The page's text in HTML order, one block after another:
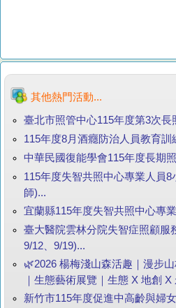
其他熱門活動...
臺北市照管中心115年度第3次長
115年度8月酒癮防治人員教育訓
中華民國復能學會115年度長期
115年度失智共照中心專業人員
師)...
宜蘭縣115年度失智共照中心專
臺大醫院雲林分院失智症照顧服
9/12、9/19)...
🌿2026 楊梅淺山森活趣｜漫步
｜生態藝術展覽｜生態 X 地創 X
新竹市115年度促進中高齡與婦